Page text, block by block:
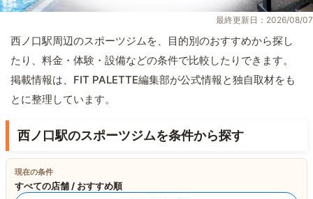
最終更新日：2026/08/07
西ノ口駅周辺のスポーツジムを、目的別のおすすめから探し
たり、料金・体験・設備などの条件で比較したりできます。
掲載情報は、FIT PALETTE編集部が公式情報と独自取材をも
とに整理しています。
西ノ口駅のスポーツジムを条件から探す
現在の条件
すべての店舗 / おすすめ順